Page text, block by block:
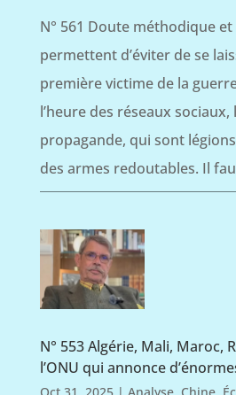
N° 561 Doute méthodique et
permettent d’éviter de se
première victime de la
l’heure des réseaux sociaux,
propagande, qui sont
des armes redoutables. Il
N° 553 Algérie, Mali, Maroc,
l’ONU qui annonce